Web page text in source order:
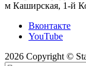
м Каширская, 1-й
Вконтакте
YouTube
2026 Copyright ©